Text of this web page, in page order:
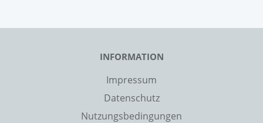
INFORMATION
Impressum
Datenschutz
Nutzungsbedingungen